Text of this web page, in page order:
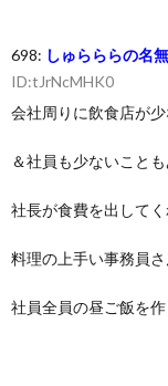
【セール】
人体の中身が左
(7/30)
698: しゅらららの名
ID:tJrNcMHK0
会社周りに飲食店が
＆社員も少ないこと
社長が食費を出して
料理の上手い事務員
社員全員の昼ご飯を作